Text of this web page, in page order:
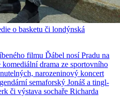
o basketu či londýnská
filmu Ďábel nosí Pradu na
drama ze sportovního
narozeninový koncert
semaforský Jonáš a tingl-
či výstava sochaře Richarda